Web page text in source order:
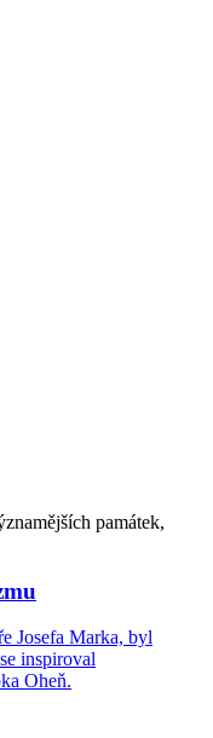
památek,
Josefa Marka, byl
inspiroval
Oheň.